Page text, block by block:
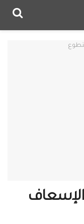
الإسعاف